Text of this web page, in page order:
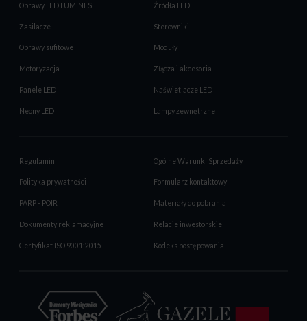
Oprawy LED LUMINES Źródła LED
Zasilacze Sterowniki
Oprawy sufitowe Moduły
Motoryzacja Złącza i akcesoria
Panele LED Naświetlacze LED
Neony LED Lampy zewnętrzne
Regulamin Ogólne Warunki Sprzedaży
Polityka prywatności Formularz kontaktowy
PARP - POIR Materiały do pobrania
Dokumenty reklamacyjne Relacje inwestorskie
Certyfikat ISO 9001:2015 Kodeks postępowania